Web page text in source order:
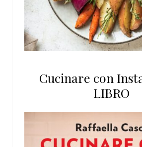
Cucinare con
LIBRO